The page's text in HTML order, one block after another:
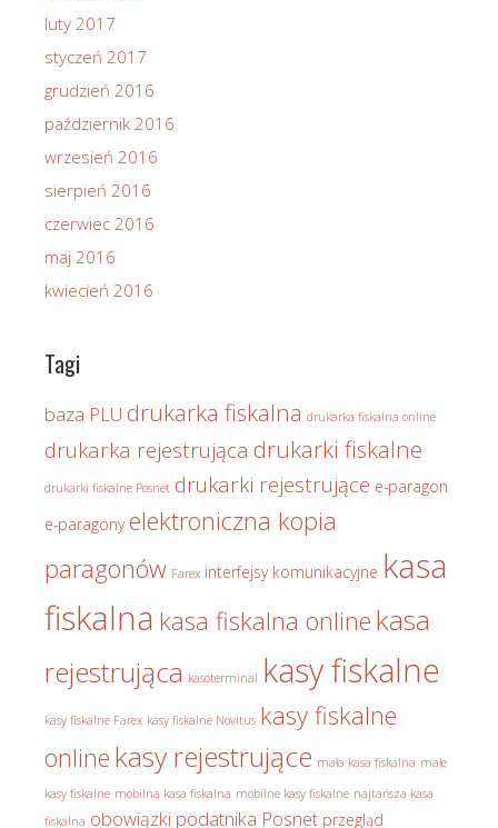
luty 2017
styczeń 2017
grudzień 2016
październik 2016
wrzesień 2016
sierpień 2016
czerwiec 2016
maj 2016
kwiecień 2016
Tagi
baza PLU drukarka fiskalna drukarka fiskalna online
drukarka rejestrująca drukarki fiskalne
drukarki fiskalne Posnet drukarki rejestrujące e-paragon
e-paragony elektroniczna kopia
paragonów Farex interfejsy komunikacyjne kasa
fiskalna kasa fiskalna online kasa
rejestrująca kasoterminal kasy fiskalne
kasy fiskalne Farex kasy fiskalne Novitus kasy fiskalne
online kasy rejestrujące mała kasa fiskalna małe
kasy fiskalne mobilna kasa fiskalna mobilne kasy fiskalne najtańsza kasa
fiskalna obowiązki podatnika Posnet przegląd